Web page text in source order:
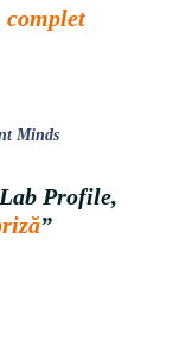
complet
Minds
Profile,
”